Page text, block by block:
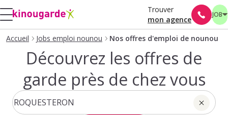
Trouver
mon agence
JOB
Accueil Jobs emploi nounou Nos offres d'emploi de nounou
Découvrez les offres de
garde près de chez vous